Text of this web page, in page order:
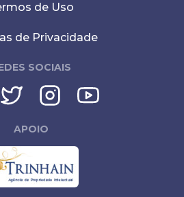
de Uso
de Privacidade
SOCIAIS
APOIO